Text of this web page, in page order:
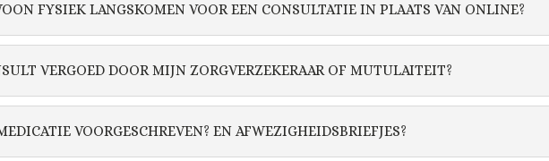
FYSIEK LANGSKOMEN VOOR EEN CONSULTATIE IN PLAATS VAN ONLINE?
VERGOED DOOR MIJN ZORGVERZEKERAAR OF MUTULAITEIT?
VOORGESCHREVEN? EN AFWEZIGHEIDSBRIEFJES?